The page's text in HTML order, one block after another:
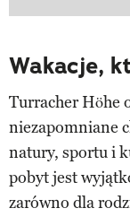
Wakacje,
Turracher Höhe
niezapomniane
natury, sportu i
pobyt jest
zarówno dla